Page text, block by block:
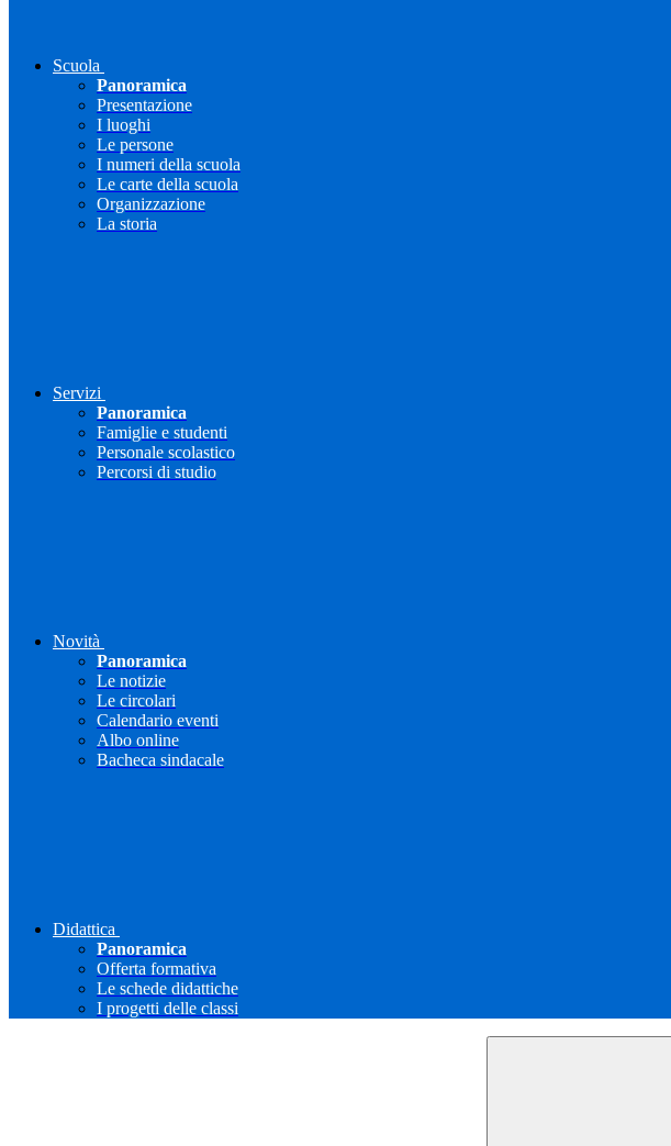
Scuola
Panoramica
Presentazione
I luoghi
Le persone
I numeri della scuola
Le carte della scuola
Organizzazione
La storia
Servizi
Panoramica
Famiglie e studenti
Personale scolastico
Percorsi di studio
Novità
Panoramica
Le notizie
Le circolari
Calendario eventi
Albo online
Bacheca sindacale
Didattica
Panoramica
Offerta formativa
Le schede didattiche
I progetti delle classi